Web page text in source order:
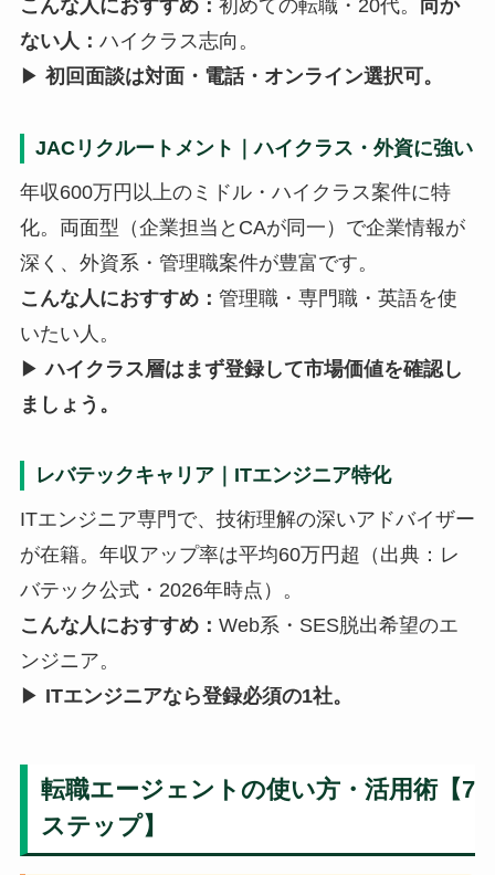
こんな人におすすめ： 初めての転職・20代。
向か
ない人： ハイクラス志向。
▶ 初回面談は対面・電話・オンライン選択可。
JACリクルートメント｜ハイクラス・外資に強い
年収600万円以上のミドル・ハイクラス案件に特
化。両面型（企業担当とCAが同一）で企業情報が
深く、外資系・管理職案件が豊富です。
こんな人におすすめ： 管理職・専門職・英語を使
いたい人。
▶ハイクラス層はまず登録して市場価値を確認し
ましょう。
レバテックキャリア｜ITエンジニア特化
ITエンジニア専門で、技術理解の深いアドバイザー
が在籍。年収アップ率は平均60万円超（出典：レ
バテック公式・2026年時点）。
こんな人におすすめ： Web系・SES脱出希望のエ
ンジニア。
▶ ITエンジニアなら登録必須の1社。
転職エージェントの使い方・活用術【7
ステップ】